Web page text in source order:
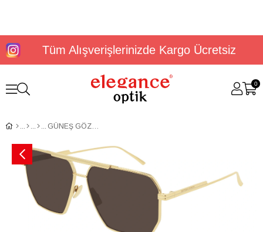
Tüm Alışverişlerinizde Kargo Ücretsiz
0
GÜNEŞ GÖZLÜĞÜ BOTTEGA VENETA BV1012S 003